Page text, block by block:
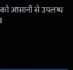
आसानी से उपलब्ध